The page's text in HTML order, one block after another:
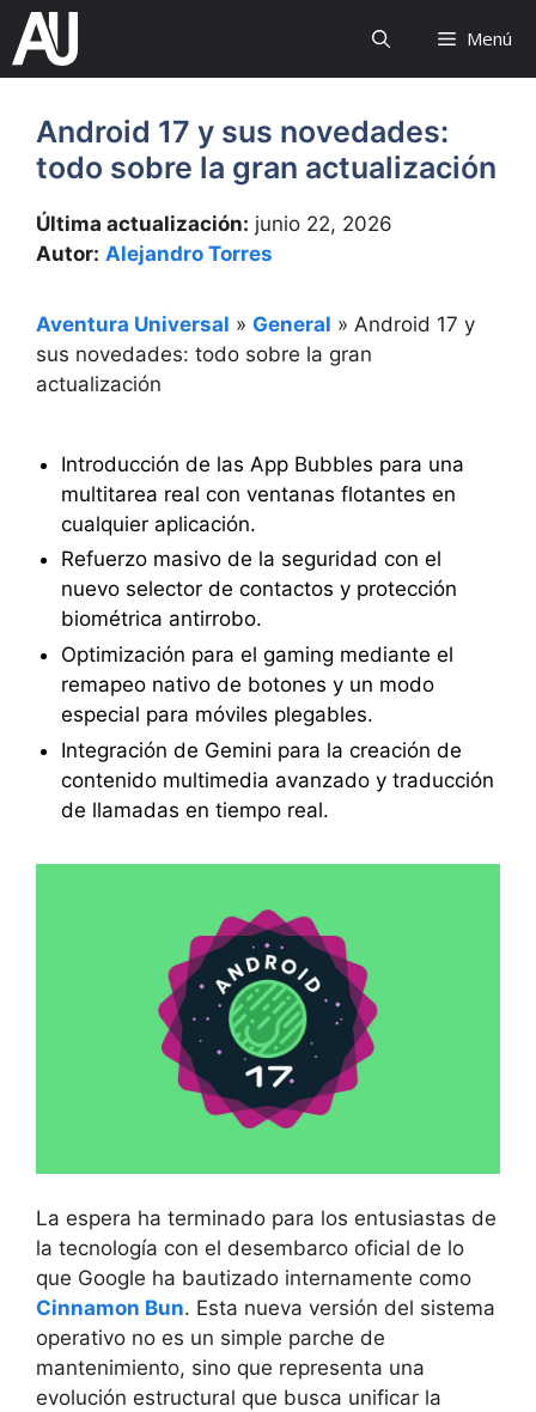
Saltar
contenido
Menú
Android 17 y sus novedades:
todo sobre la gran actualización
Última actualización: junio 22, 2026
Autor: Alejandro Torres
Aventura Universal » General » Android 17 y
sus novedades: todo sobre la gran
actualización
Introducción de las App Bubbles para una
multitarea real con ventanas flotantes en
cualquier aplicación.
Refuerzo masivo de la seguridad con el
nuevo selector de contactos y protección
biométrica antirrobo.
Optimización para el gaming mediante el
remapeo nativo de botones y un modo
especial para móviles plegables.
Integración de Gemini para la creación de
contenido multimedia avanzado y traducción
de llamadas en tiempo real.
La espera ha terminado para los entusiastas de
la tecnología con el desembarco oficial de lo
que Google ha bautizado internamente como
Cinnamon Bun. Esta nueva versión del sistema
operativo no es un simple parche de
mantenimiento, sino que representa una
evolución estructural que busca unificar la